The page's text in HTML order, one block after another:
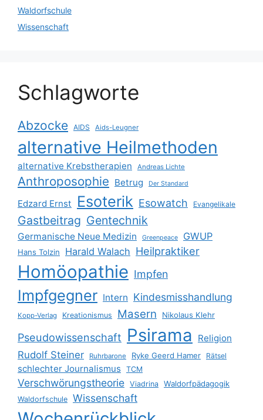
Waldorfschule
Wissenschaft
Schlagworte
Abzocke AIDS Aids-Leugner
alternative Heilmethoden
alternative Krebstherapien Andreas Lichte
Anthroposophie Betrug Der Standard
Edzard Ernst Esoterik Esowatch Evangelikale
Gastbeitrag Gentechnik
Germanische Neue Medizin Greenpeace GWUP
Hans Tolzin Harald Walach Heilpraktiker
Homöopathie Impfen
Impfgegner Intern Kindesmisshandlung
Kopp-Verlag Kreationismus Masern Nikolaus Klehr
Pseudowissenschaft Psirama Religion
Rudolf Steiner Ruhrbarone Ryke Geerd Hamer Rätsel
schlechter Journalismus TCM
Verschwörungstheorie Viadrina Waldorfpädagogik
Waldorfschule Wissenschaft